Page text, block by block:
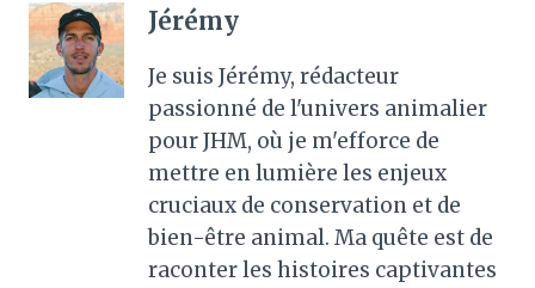
Jérémy
Je suis Jérémy, rédacteur
passionné de l'univers animalier
pour JHM, où je m'efforce de
mettre en lumière les enjeux
cruciaux de conservation et de
bien-être animal. Ma quête est de
raconter les histoires captivantes